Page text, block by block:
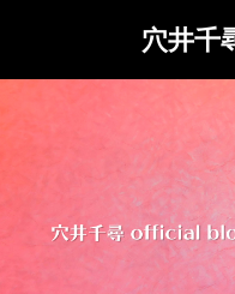
テ
穴井千